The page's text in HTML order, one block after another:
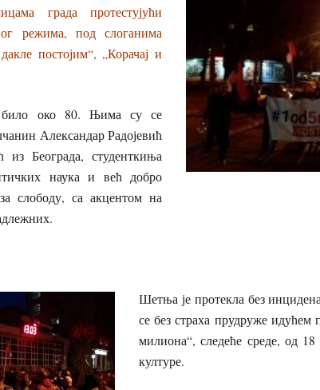
града протестујући
режима, под слоганима
постојим“, „Корачај и
око 80. Њима су се
Александар Радојевић
Београда, студенткиња
наука и већ добро
слободу, са акцентом на
Шетња је протекла без
се без страха прудруже
милиона“, следеће среде, од
културе.